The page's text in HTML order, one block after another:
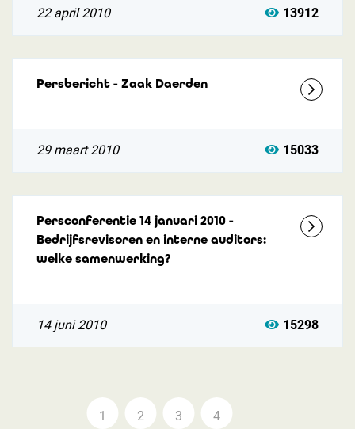
22 april 2010 13912
Persbericht - Zaak Daerden
29 maart 2010 15033
Persconferentie 14 januari 2010 -
Bedrijfsrevisoren en interne auditors:
welke samenwerking?
14 juni 2010 15298
1 2 3 4